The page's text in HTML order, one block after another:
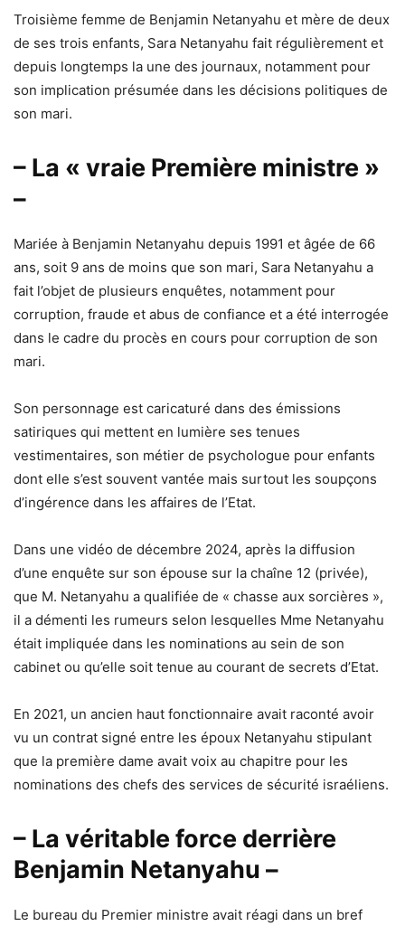
Troisième femme de Benjamin Netanyahu et mère de deux
de ses trois enfants, Sara Netanyahu fait régulièrement et
depuis longtemps la une des journaux, notamment pour
son implication présumée dans les décisions politiques de
son mari.
– La « vraie Première ministre »
–
Mariée à Benjamin Netanyahu depuis 1991 et âgée de 66
ans, soit 9 ans de moins que son mari, Sara Netanyahu a
fait l’objet de plusieurs enquêtes, notamment pour
corruption, fraude et abus de confiance et a été interrogée
dans le cadre du procès en cours pour corruption de son
mari.
Son personnage est caricaturé dans des émissions
satiriques qui mettent en lumière ses tenues
vestimentaires, son métier de psychologue pour enfants
dont elle s’est souvent vantée mais surtout les soupçons
d’ingérence dans les affaires de l’Etat.
Dans une vidéo de décembre 2024, après la diffusion
d’une enquête sur son épouse sur la chaîne 12 (privée),
que M. Netanyahu a qualifiée de « chasse aux sorcières »,
il a démenti les rumeurs selon lesquelles Mme Netanyahu
était impliquée dans les nominations au sein de son
cabinet ou qu’elle soit tenue au courant de secrets d’Etat.
En 2021, un ancien haut fonctionnaire avait raconté avoir
vu un contrat signé entre les époux Netanyahu stipulant
que la première dame avait voix au chapitre pour les
nominations des chefs des services de sécurité israéliens.
– La véritable force derrière
Benjamin Netanyahu –
Le bureau du Premier ministre avait réagi dans un bref